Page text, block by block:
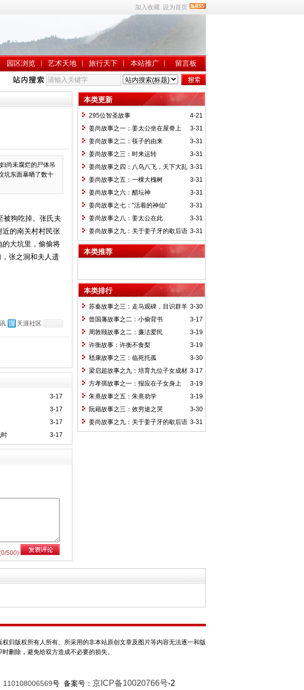
加入收藏 设为首页
园区浏览 艺术天地 旅行天下 本站推广 留言板
尚未腐烂的尸体吊
坑东面暴晒了数十
狗吃掉。张氏夫
的南关村村民张
大坑里，偷偷将
张之洞和夫人遗
天涯社区
3-17
3-17
3-17
3-17
0/500)
本类更新
4-21
295位智圣故事
3-31
姜尚故事之一：姜太公坐在屋脊上
3-31
姜尚故事之二：筷子的由来
3-31
姜尚故事之三：时来运转
3-31
姜尚故事之四：八鸟八飞，天下大乱
3-31
姜尚故事之五：一棵大槐树
3-31
姜尚故事之六：醋坛神
3-31
姜尚故事之七：“活着的神仙”
3-31
姜尚故事之八：姜太公在此
3-31
姜尚故事之九：关于姜子牙的歇后语
本类推荐
本类排行
3-30
苏秦故事之三：走马观碑，目识群羊
3-17
曾国藩故事之二：小偷背书
3-19
周敦颐故事之二：廉洁爱民
3-19
许衡故事：许衡不食梨
3-30
嵇康故事之三：临死托孤
3-17
梁启超故事之九：培育九位子女成材
的神奇“小妾”——王桂荃
3-19
方孝孺故事之一：报应在子女身上
3-19
朱熹故事之五：朱熹劝学
3-30
阮籍故事之三：效穷途之哭
3-31
姜尚故事之九：关于姜子牙的歇后语
归版权所有人所有。所采用的非本站原创文章及图片等内容无法逐一和版
删除，避免给双方造成不必要的损失。
110108006569号 备案号： 京ICP备10020766号-2